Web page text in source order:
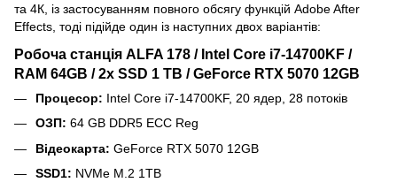
та 4К, із застосуванням повного обсягу функцій Adobe After
Effects, тоді підійде один із наступних двох варіантів:
Робоча станція ALFA 178 / Intel Core i7-14700KF /
RAM 64GB / 2x SSD 1 TB / GeForce RTX 5070 12GB
Процесор: Intel Core i7-14700KF, 20 ядер, 28 потоків
ОЗП: 64 GB DDR5 ECC Reg
Відеокарта: GeForce RTX 5070 12GB
SSD1: NVMe M.2 1TB